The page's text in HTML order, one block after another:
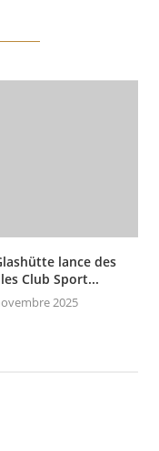
lance des
Club Sport...
2025